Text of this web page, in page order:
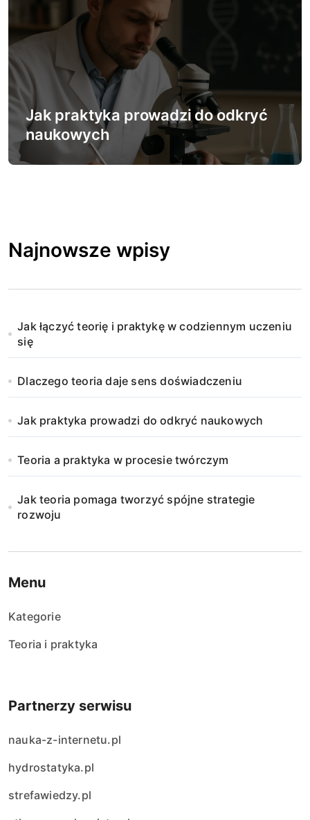
Jak praktyka prowadzi do odkryć
naukowych
Najnowsze wpisy
Jak łączyć teorię i praktykę w codziennym uczeniu
się
Dlaczego teoria daje sens doświadczeniu
Jak praktyka prowadzi do odkryć naukowych
Teoria a praktyka w procesie twórczym
Jak teoria pomaga tworzyć spójne strategie
rozwoju
Menu
Kategorie
Teoria i praktyka
Partnerzy serwisu
nauka-z-internetu.pl
hydrostatyka.pl
strefawiedzy.pl